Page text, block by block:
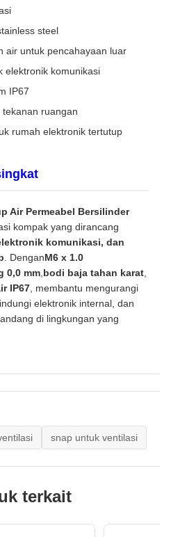
steel
air untuk pencahayaan luar
elektronik komunikasi
IP67
ruangan
rumah elektronik tertutup
Air Permeabel Bersilinder
kompak yang dirancang
komunikasi, dan
. DenganM6 x 1.0
0,0 mm bodi baja tahan karat
IP67 , membantu mengurangi
elektronik internal, dan
di lingkungan yang
snap untuk ventilasi
terkait